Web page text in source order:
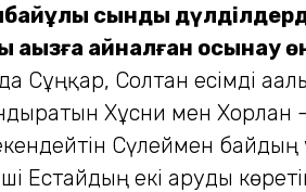
сынды
аңызға айналған осынау
Солтан есімді
Хұсни мен Хорлан
Сүлеймен байдың
Естайдың екі аруды